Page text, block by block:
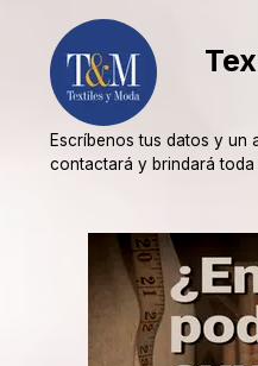
Escríbenos tus datos y un
contactará y brindará